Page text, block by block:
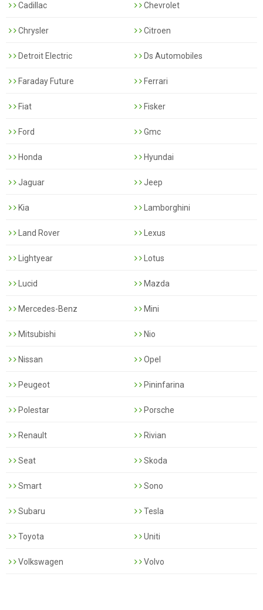
Cadillac Chevrolet
Chrysler Citroen
Detroit Electric Ds Automobiles
Faraday Future Ferrari
Fiat Fisker
Ford Gmc
Honda Hyundai
Jaguar Jeep
Kia Lamborghini
Land Rover Lexus
Lightyear Lotus
Lucid Mazda
Mercedes-Benz Mini
Mitsubishi Nio
Nissan Opel
Peugeot Pininfarina
Polestar Porsche
Renault Rivian
Seat Skoda
Smart Sono
Subaru Tesla
Toyota Uniti
Volkswagen Volvo